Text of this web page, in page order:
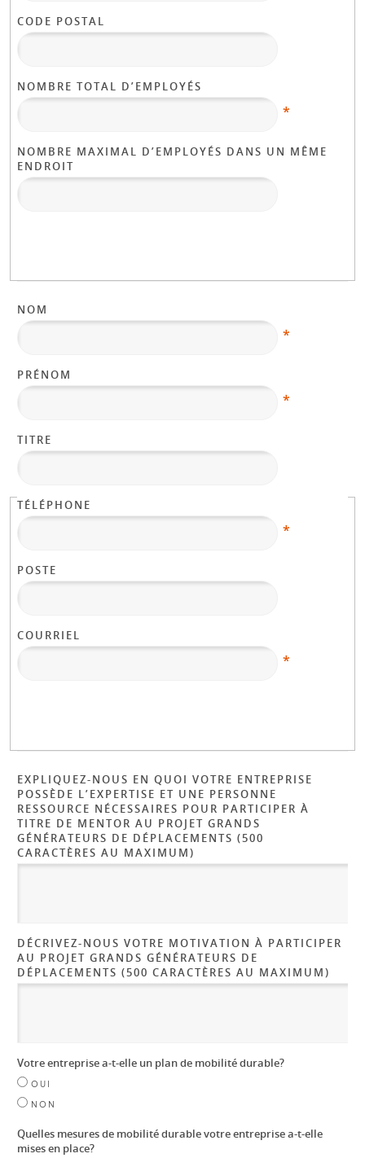
CODE POSTAL
NOMBRE TOTAL D’EMPLOYÉS
*
NOMBRE MAXIMAL D’EMPLOYÉS DANS UN MÊME
ENDROIT
NOM
*
PRÉNOM
*
TITRE
TÉLÉPHONE
*
POSTE
COURRIEL
*
EXPLIQUEZ-NOUS EN QUOI VOTRE ENTREPRISE
POSSÈDE L’EXPERTISE ET UNE PERSONNE
RESSOURCE NÉCESSAIRES POUR PARTICIPER À
TITRE DE MENTOR AU PROJET GRANDS
GÉNÉRATEURS DE DÉPLACEMENTS (500
CARACTÈRES AU MAXIMUM)
DÉCRIVEZ-NOUS VOTRE MOTIVATION À PARTICIPER
AU PROJET GRANDS GÉNÉRATEURS DE
DÉPLACEMENTS (500 CARACTÈRES AU MAXIMUM)
Votre entreprise a-t-elle un plan de mobilité durable?
OUI
NON
Quelles mesures de mobilité durable votre entreprise a-t-elle
mises en place?